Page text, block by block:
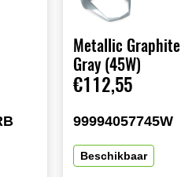
Metallic Graphite
Gray (45W)
€112,55
99994057745W
Beschikbaar